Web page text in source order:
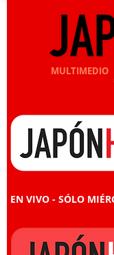
MULTIMEDIO
EN VIVO - SÓLO